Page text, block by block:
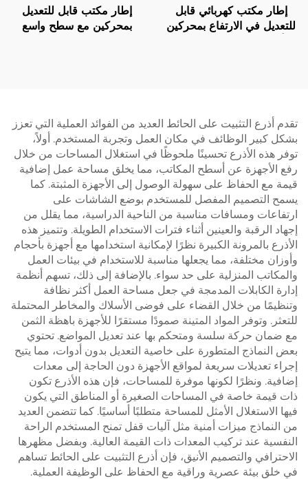
إطار مكتب كهربائي قابل
للتعديل في الارتفاع بمحركين
إطار مكتب قابل للتعديل
بمحركين مع سطح واسع
تقدم أذرع التثبيت على الحائط العديد من الفوائد العملية التي تعزز
بشكل كبير الوظائف في مكان العمل وتجربة المستخدم. أولاً،
توفر هذه الأذرع تحسينًا ملحوظًا في استغلال المساحات من خلال
رفع الأجهزة عن أسطح المكاتب، مما يخلق مساحة عمل إضافية
قيمة مع الحفاظ على سهولة الوصول إلى الأجهزة المثبتة. كما
يسمح التصميم المفصل للمستخدم بوضع الشاشات على
ارتفاعات ومسافات مناسبة من الناحية الدراسية، مما يقلل من
إجهاد الرقبة والعينين أثناء فترات الاستخدام الطويلة. وتتميز هذه
الأذرع بالمرونة الكبيرة نظرًا لإمكانية استخدامها مع أجهزة بأحجام
وأوزان مختلفة، مما يجعلها مناسبة للاستخدام في بيئات العمل
والمكاتب المنزلية على حد سواء. بالإضافة إلى ذلك، تسهم أنظمة
إدارة الكابلات المدمجة في جعل مساحة العمل أكثر نظافة
وتنظيمًا من خلال القضاء على فوضى الأسلاك والمخاطر المحتملة
للتعثر. وتوفر المواد المتينة صمودًا مستقرًا للأجهزة باهظة الثمن
مع ضمان حركة سلسة ومتحكم بها عند تعديل المواضع. تحتوي
بعض النماذج المتطورة على خاصية التعديل بدون أدوات، مما يتيح
إجراء تعديلات سريعة لمواقع الأجهزة دون الحاجة إلى معدات
إضافية. ونظرًا لكونها موفرة للمساحات، فإن هذه الأذرع تكون
ذات قيمة خاصة في المساحات الصغيرة أو المناطق التي يكون
فيها الاستغلال الأمثل للمساحة متطلبًا أساسيًا. كما تتضمن العديد
من النماذج ميزات أمنية مثل آليات قفل تمنح المستخدم الراحة
النفسية عند تركيب المعدات ذات القيمة العالية. وبفضل مظهرها
الاحترافي والتصميم الأنيق، فإن أذرع التثبيت على الحائط تساهم
في خلق بيئة عصرية وراقية مع الحفاظ على الوظيفة العملية.